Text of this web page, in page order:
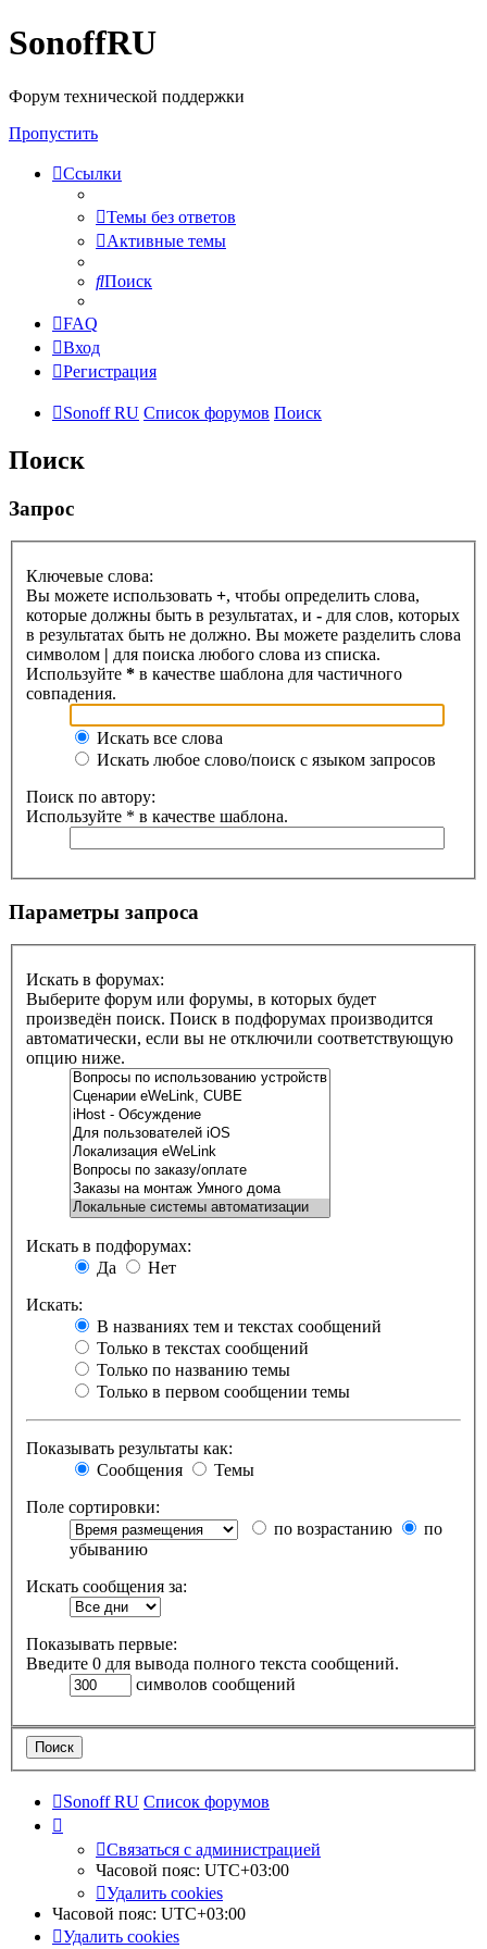
SonoffRU
Форум технической поддержки
Пропустить
Ссылки
Темы без ответов
Активные темы
Поиск
FAQ
Вход
Регистрация
Sonoff RU Список форумов Поиск
Поиск
Запрос
Ключевые слова:
Вы можете использовать +, чтобы определить слова,
которые должны быть в результатах, и - для слов, которых
в результатах быть не должно. Вы можете разделить слова
символом | для поиска любого слова из списка.
Используйте * в качестве шаблона для частичного
совпадения.
Искать все слова
Искать любое слово/поиск с языком запросов
Поиск по автору:
Используйте * в качестве шаблона.
Параметры запроса
Искать в форумах:
Выберите форум или форумы, в которых будет
произведён поиск. Поиск в подфорумах производится
автоматически, если вы не отключили соответствующую
опцию ниже.
Искать в подфорумах:
Да
Нет
Искать:
В названиях тем и текстах сообщений
Только в текстах сообщений
Только по названию темы
Только в первом сообщении темы
Показывать результаты как:
Сообщения
Темы
Поле сортировки:
по возрастанию
по
убыванию
Искать сообщения за:
Показывать первые:
Введите 0 для вывода полного текста сообщений.
символов сообщений
Sonoff RU Список форумов
Связаться с администрацией
Часовой пояс: UTC+03:00
Удалить cookies
Часовой пояс: UTC+03:00
Удалить cookies